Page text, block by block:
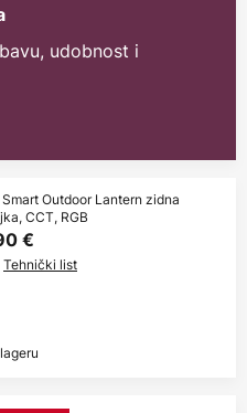
udobnost i
Outdoor Lantern zidna
CCT, RGB
€
Tehnički list